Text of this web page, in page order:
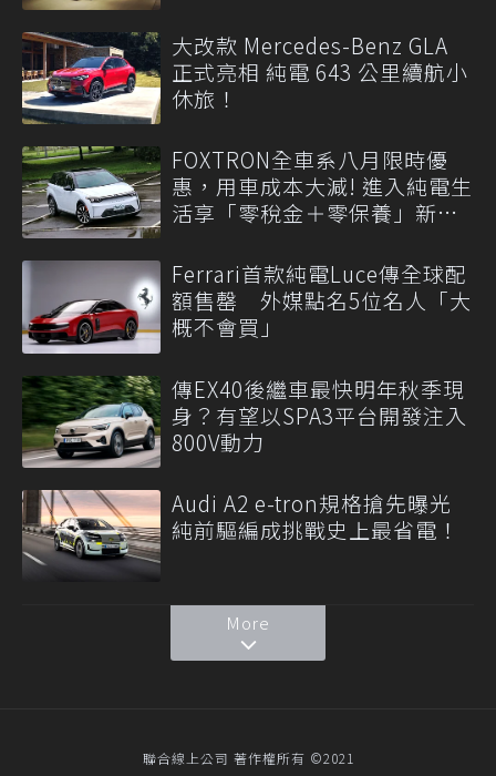
大改款 Mercedes-Benz GLA
正式亮相 純電 643 公里續航小
休旅！
FOXTRON全車系八月限時優
惠，用車成本大減! 進入純電生
活享「零稅金＋零保養」新時
Ferrari首款純電Luce傳全球配
額售罄 外媒點名5位名人「大
概不會買」
傳EX40後繼車最快明年秋季現
身？有望以SPA3平台開發注入
800V動力
Audi A2 e-tron規格搶先曝光
純前驅編成挑戰史上最省電！
More
聯合線上公司 著作權所有 ©2021